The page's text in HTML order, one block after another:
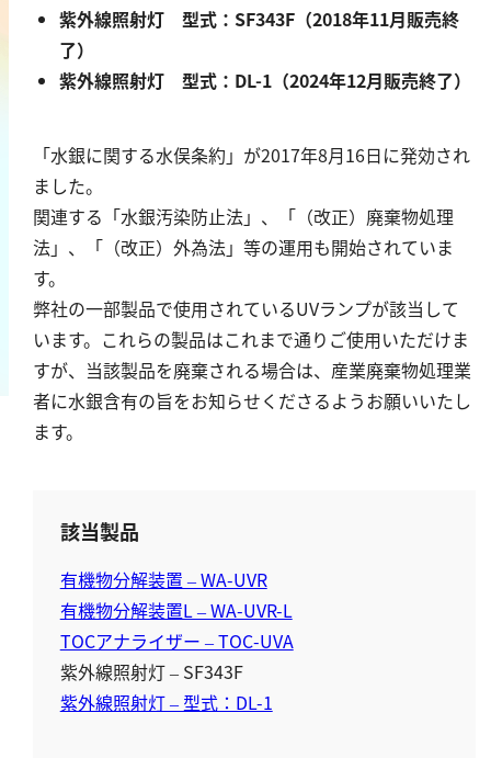
紫外線照射灯 型式：SF343F（2018年11月販売終
了）
紫外線照射灯 型式：DL-1（2024年12月販売終了）
「水銀に関する水俣条約」が2017年8月16日に発効され
ました。
関連する「水銀汚染防止法」、「（改正）廃棄物処理
法」、「（改正）外為法」等の運用も開始されていま
す。
弊社の一部製品で使用されているUVランプが該当して
います。これらの製品はこれまで通りご使用いただけま
すが、当該製品を廃棄される場合は、産業廃棄物処理業
者に水銀含有の旨をお知らせくださるようお願いいたし
ます。
該当製品
有機物分解装置 – WA-UVR
有機物分解装置L – WA-UVR-L
TOCアナライザー – TOC-UVA
紫外線照射灯 – SF343F
紫外線照射灯 – 型式：DL-1
鉄
銅
鉛
マンガン
モリブデン
金属総量
有機汚濁
BOD
COD
過マンガン酸カリウム消費量
全硬度
マグネシウム
塩素